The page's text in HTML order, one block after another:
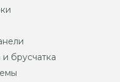
брусчатка